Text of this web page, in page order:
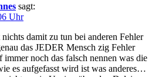
sagt:
Uhr
nichts damit zu tun bei anderen Fehler
das JEDER Mensch zig Fehler
noch das falsch nennen was die
es aufgefasst wird ist was anderes…